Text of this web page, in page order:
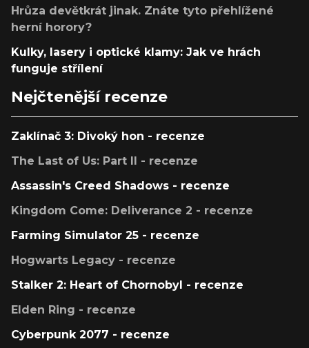
Hrůza devětkrát jinak. Znáte tyto přehlížené
herní horory?
Kulky, lasery i optické klamy: Jak ve hrách
funguje střílení
Nejčtenější recenze
Zaklínač 3: Divoký hon - recenze
The Last of Us: Part II - recenze
Assassin's Creed Shadows - recenze
Kingdom Come: Deliverance 2 - recenze
Farming Simulator 25 - recenze
Hogwarts Legacy - recenze
Stalker 2: Heart of Chornobyl - recenze
Elden Ring - recenze
Cyberpunk 2077 - recenze